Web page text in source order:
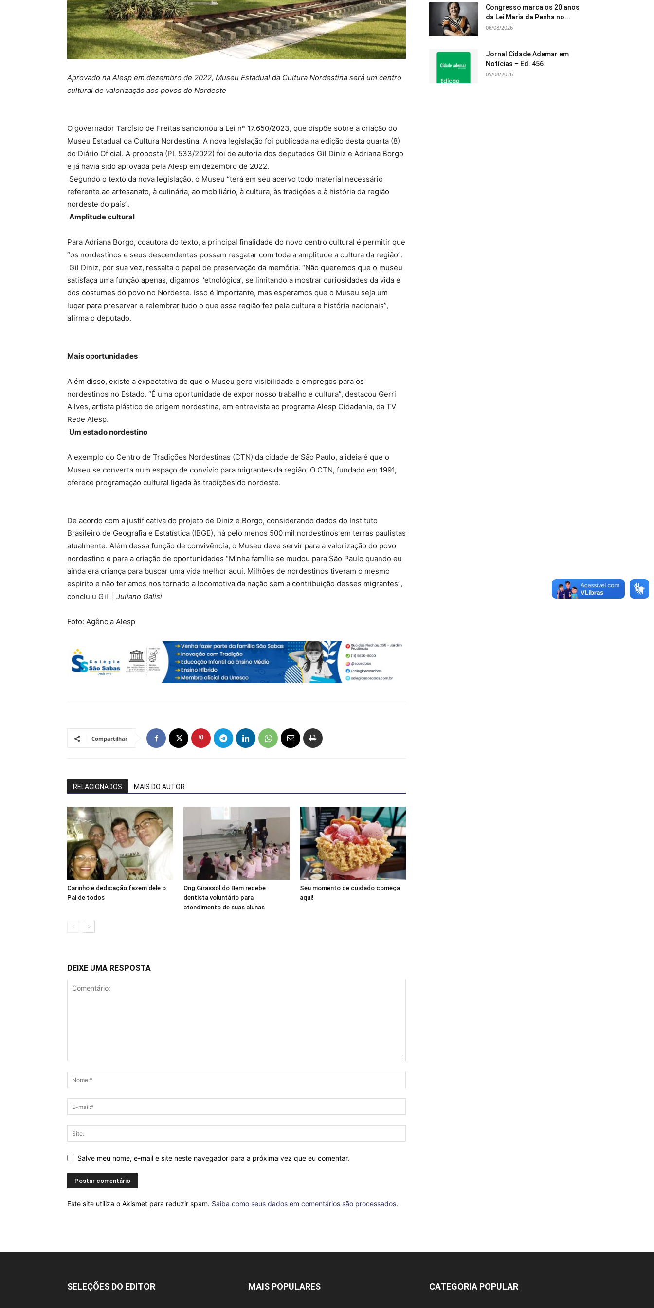
Aprovado na Alesp em dezembro de 2022, Museu Estadual da Cultura Nordestina será um centro
cultural de valorização aos povos do Nordeste
O governador Tarcísio de Freitas sancionou a Lei nº 17.650/2023, que dispõe sobre a criação do
Museu Estadual da Cultura Nordestina. A nova legislação foi publicada na edição desta quarta (8)
do Diário Oficial. A proposta (PL 533/2022) foi de autoria dos deputados Gil Diniz e Adriana Borgo
e já havia sido aprovada pela Alesp em dezembro de 2022.
Segundo o texto da nova legislação, o Museu “terá em seu acervo todo material necessário
referente ao artesanato, à culinária, ao mobiliário, à cultura, às tradições e à história da região
nordeste do país”.
Amplitude cultural
Para Adriana Borgo, coautora do texto, a principal finalidade do novo centro cultural é permitir que
“os nordestinos e seus descendentes possam resgatar com toda a amplitude a cultura da região”.
Gil Diniz, por sua vez, ressalta o papel de preservação da memória. “Não queremos que o museu
satisfaça uma função apenas, digamos, ‘etnológica’, se limitando a mostrar curiosidades da vida e
dos costumes do povo no Nordeste. Isso é importante, mas esperamos que o Museu seja um
lugar para preservar e relembrar tudo o que essa região fez pela cultura e história nacionais”,
afirma o deputado.
Mais oportunidades
Além disso, existe a expectativa de que o Museu gere visibilidade e empregos para os
nordestinos no Estado. “É uma oportunidade de expor nosso trabalho e cultura”, destacou Gerri
Allves, artista plástico de origem nordestina, em entrevista ao programa Alesp Cidadania, da TV
Rede Alesp.
Um estado nordestino
A exemplo do Centro de Tradições Nordestinas (CTN) da cidade de São Paulo, a ideia é que o
Museu se converta num espaço de convívio para migrantes da região. O CTN, fundado em 1991,
oferece programação cultural ligada às tradições do nordeste.
De acordo com a justificativa do projeto de Diniz e Borgo, considerando dados do Instituto
Brasileiro de Geografia e Estatística (IBGE), há pelo menos 500 mil nordestinos em terras paulistas
atualmente. Além dessa função de convivência, o Museu deve servir para a valorização do povo
nordestino e para a criação de oportunidades “Minha família se mudou para São Paulo quando eu
ainda era criança para buscar uma vida melhor aqui. Milhões de nordestinos tiveram o mesmo
espírito e não teríamos nos tornado a locomotiva da nação sem a contribuição desses migrantes”,
concluiu Gil. | Juliano Galisi
Foto: Agência Alesp
Compartilhar
RELACIONADOS MAIS DO AUTOR
Carinho e dedicação fazem dele o
Pai de todos
Ong Girassol do Bem recebe
dentista voluntário para
atendimento de suas alunas
Seu momento de cuidado começa
aqui!
DEIXE UMA RESPOSTA
Salve meu nome, e-mail e site neste navegador para a próxima vez que eu comentar.
Este site utiliza o Akismet para reduzir spam. Saiba como seus dados em comentários são processados.
Congresso marca os 20 anos
da Lei Maria da Penha no...
06/08/2026
Jornal Cidade Ademar em
Notícias – Ed. 456
05/08/2026
SELEÇÕES DO EDITOR MAIS POPULARES CATEGORIA POPULAR